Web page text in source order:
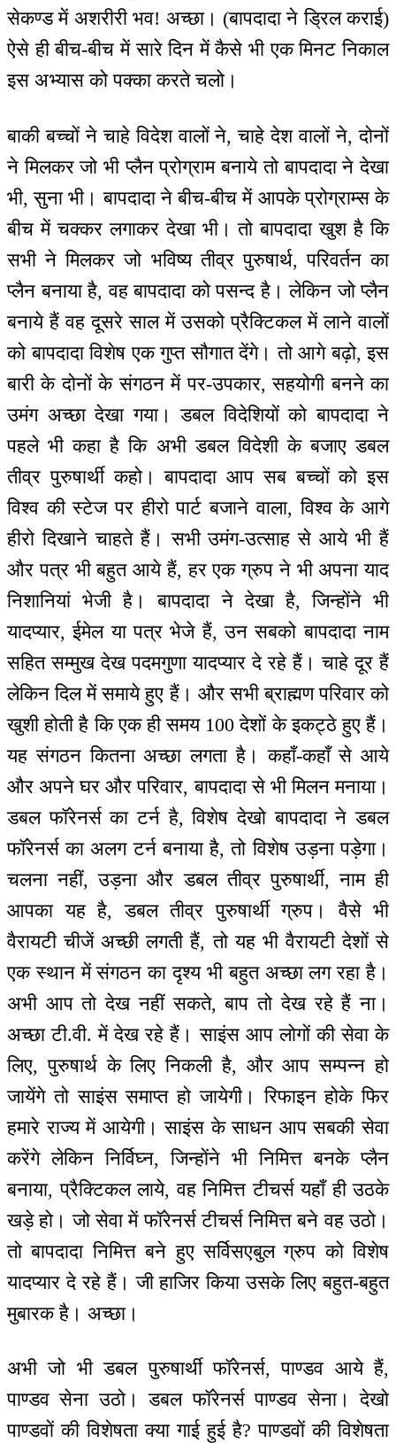
सेकण्ड में अशरीरी भव! अच्छा। (बापदादा ने ड्रिल कराई)
ऐसे ही बीच-बीच में सारे दिन में कैसे भी एक मिनट निकाल
इस अभ्यास को पक्का करते चलो।
बाकी बच्चों ने चाहे विदेश वालों ने, चाहे देश वालों ने, दोनों
ने मिलकर जो भी प्लैन प्रोग्राम बनाये तो बापदादा ने देखा
भी, सुना भी। बापदादा ने बीच-बीच में आपके प्रोग्राम्स के
बीच में चक्कर लगाकर देखा भी। तो बापदादा खुश है कि
सभी ने मिलकर जो भविष्य तीव्र पुरुषार्थ, परिवर्तन का
प्लैन बनाया है, वह बापदादा को पसन्द है। लेकिन जो प्लैन
बनाये हैं वह दूसरे साल में उसको प्रैक्टिकल में लाने वालों
को बापदादा विशेष एक गुप्त सौगात देंगे। तो आगे बढ़ो, इस
बारी के दोनों के संगठन में पर-उपकार, सहयोगी बनने का
उमंग अच्छा देखा गया। डबल विदेशियों को बापदादा ने
पहले भी कहा है कि अभी डबल विदेशी के बजाए डबल
तीव्र पुरुषार्थी कहो। बापदादा आप सब बच्चों को इस
विश्व की स्टेज पर हीरो पार्ट बजाने वाला, विश्व के आगे
हीरो दिखाने चाहते हैं। सभी उमंग-उत्साह से आये भी हैं
और पत्र भी बहुत आये हैं, हर एक ग्रुप ने भी अपना याद
निशानियां भेजी है। बापदादा ने देखा है, जिन्होंने भी
यादप्यार, ईमेल या पत्र भेजे हैं, उन सबको बापदादा नाम
सहित सम्मुख देख पदमगुणा यादप्यार दे रहे हैं। चाहे दूर हैं
लेकिन दिल में समाये हुए हैं। और सभी ब्राह्मण परिवार को
खुशी होती है कि एक ही समय 100 देशों के इकट्ठे हुए हैं।
यह संगठन कितना अच्छा लगता है। कहाँ-कहाँ से आये
और अपने घर और परिवार, बापदादा से भी मिलन मनाया।
डबल फॉरेनर्स का टर्न है, विशेष देखो बापदादा ने डबल
फॉरेनर्स का अलग टर्न बनाया है, तो विशेष उड़ना पड़ेगा।
चलना नहीं, उड़ना और डबल तीव्र पुरुषार्थी, नाम ही
आपका यह है, डबल तीव्र पुरुषार्थी ग्रुप। वैसे भी
वैरायटी चीजें अच्छी लगती हैं, तो यह भी वैरायटी देशों से
एक स्थान में संगठन का दृश्य भी बहुत अच्छा लग रहा है।
अभी आप तो देख नहीं सकते, बाप तो देख रहे हैं ना।
अच्छा टी.वी. में देख रहे हैं। साइंस आप लोगों की सेवा के
लिए, पुरुषार्थ के लिए निकली है, और आप सम्पन्न हो
जायेंगे तो साइंस समाप्त हो जायेगी। रिफाइन होके फिर
हमारे राज्य में आयेगी। साइंस के साधन आप सबकी सेवा
करेंगे लेकिन निर्विघ्न, जिन्होंने भी निमित्त बनके प्लैन
बनाया, प्रैक्टिकल लाये, वह निमित्त टीचर्स यहाँ ही उठके
खड़े हो। जो सेवा में फॉरेनर्स टीचर्स निमित्त बने वह उठो।
तो बापदादा निमित्त बने हुए सर्विसएबुल ग्रुप को विशेष
यादप्यार दे रहे हैं। जी हाजिर किया उसके लिए बहुत-बहुत
मुबारक है। अच्छा।
अभी जो भी डबल पुरुषार्थी फॉरेनर्स, पाण्डव आये हैं,
पाण्डव सेना उठो। डबल फॉरेनर्स पाण्डव सेना। देखो
पाण्डवों की विशेषता क्या गाई हुई है? पाण्डवों की विशेषता